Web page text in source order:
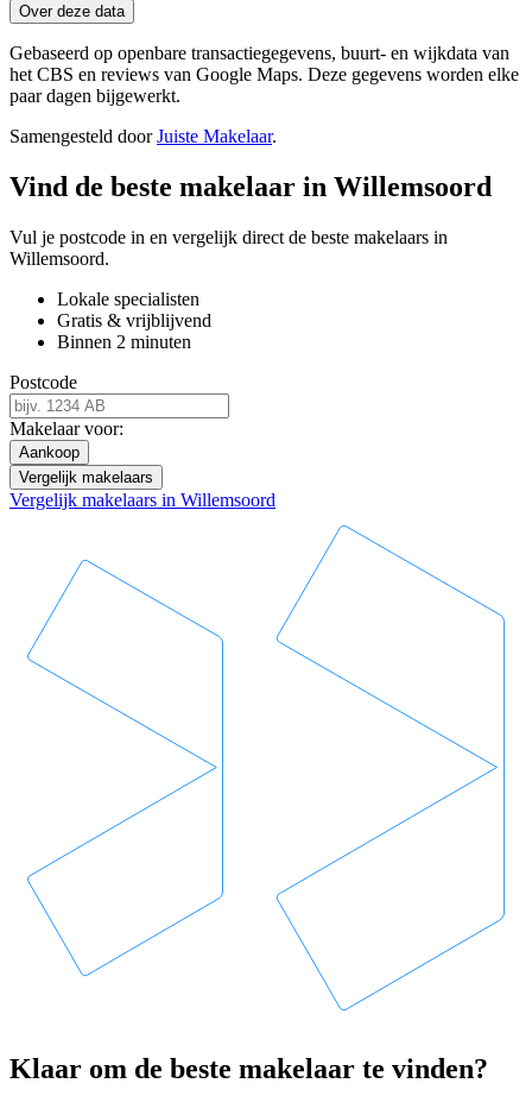
Over deze data
Gebaseerd op openbare transactiegegevens, buurt- en wijkdata van
het CBS en reviews van Google Maps. Deze gegevens worden elke
paar dagen bijgewerkt.
Samengesteld doorJuiste Makelaar.
Vind de beste makelaar in Willemsoord
Vul je postcode in en vergelijk direct de beste makelaars in
Willemsoord.
Lokale specialisten
Gratis & vrijblijvend
Binnen 2 minuten
Postcode
Makelaar voor:
Aankoop
Vergelijk makelaars
Vergelijk makelaars in Willemsoord
Klaar om de beste makelaar te vinden?